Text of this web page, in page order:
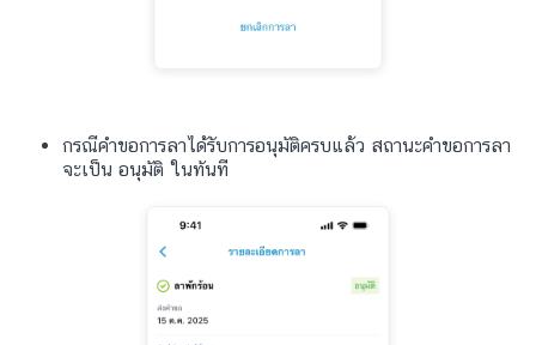
กรณีคำขอการลาได้รับการอนุมัติครบแล้ว สถานะคำขอการลา
จะเป็น อนุมัติ ในทันที